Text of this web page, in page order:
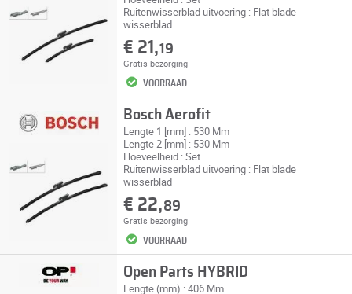
Ruitenwisserblad uitvoering : Flat blade
wisserblad
€ 21,19
Gratis bezorging
VOORRAAD
Bosch Aerofit
Lengte 1 [mm] : 530 Mm
Lengte 2 [mm] : 530 Mm
Hoeveelheid : Set
Ruitenwisserblad uitvoering : Flat blade
wisserblad
€ 22,89
Gratis bezorging
VOORRAAD
Open Parts HYBRID
Lengte (mm) : 406 Mm